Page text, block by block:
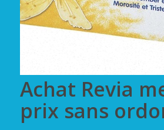
Achat Revia
prix sans